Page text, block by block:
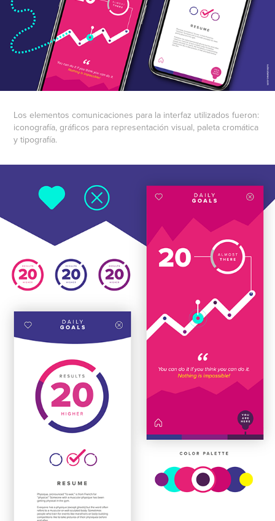
Los elementos comunicaciones para la interfaz utilizados fueron:
iconografía, gráficos para representación visual, paleta cromática
y tipografía.